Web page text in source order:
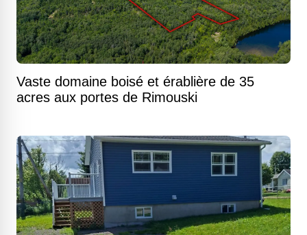
Vaste domaine boisé et érablière de 35
acres aux portes de Rimouski